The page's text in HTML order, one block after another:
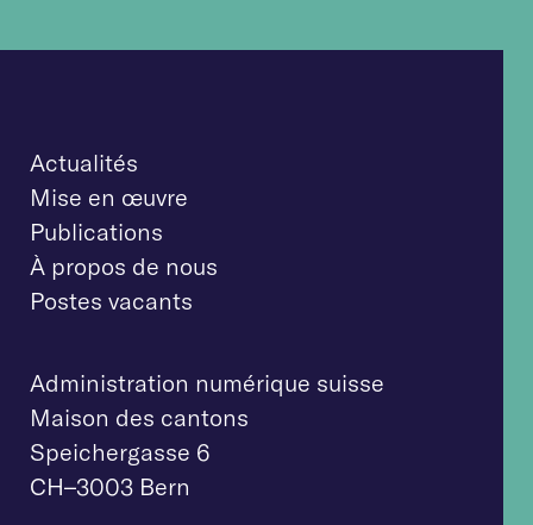
Actualités
Mise en œuvre
Publications
À propos de nous
Postes vacants
Administration numérique suisse
Maison des cantons
Speichergasse 6
CH–3003 Bern